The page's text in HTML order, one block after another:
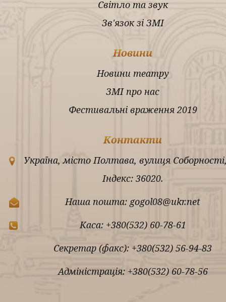
Світло та звук
Зв'язок зі ЗМІ
Новини
Новини театру
ЗМІ про нас
Фестивальні враження 2019
Контакти
Україна, місто Полтава, вулиця
Індекс: 36020.
Наша пошта: gogol08@ukr.net
Каса: +380(532) 60-78-61
Секретар (факс): +380(532) 56-94-83
Адміністрація: +380(532) 60-78-56